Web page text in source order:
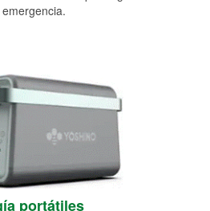
portátiles